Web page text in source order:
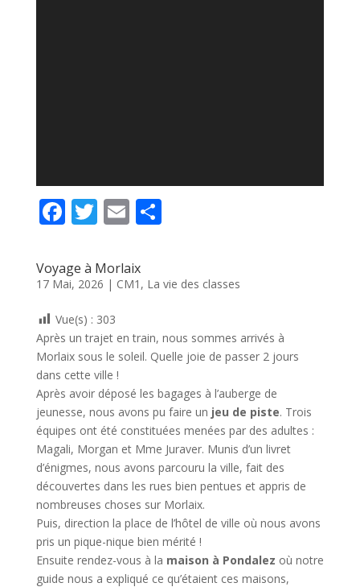
F
ac
e
b
o
o
k
T
w
itt
er
E
m
ai
l
P
g
Voyage à Morlaix
17 Mai, 2026 | CM1 , La vie des classes
Vue(s) : 303
Après un trajet en train, nous sommes arrivés à
Morlaix sous le soleil. Quelle joie de passer 2 jours
dans cette ville !
Après avoir déposé les bagages à l’auberge de
jeunesse, nous avons pu faire un jeu de piste. Trois
équipes ont été constituées menées par des adultes :
Magali, Morgan et Mme Juraver. Munis d’un livret
d’énigmes, nous avons parcouru la ville, fait des
découvertes dans les rues bien pentues et appris de
nombreuses choses sur Morlaix.
Puis, direction la place de l’hôtel de ville où nous avons
pris un pique-nique bien mérité !
Ensuite rendez-vous à la maison à Pondalez où notre
guide nous a expliqué ce qu’étaient ces maisons,